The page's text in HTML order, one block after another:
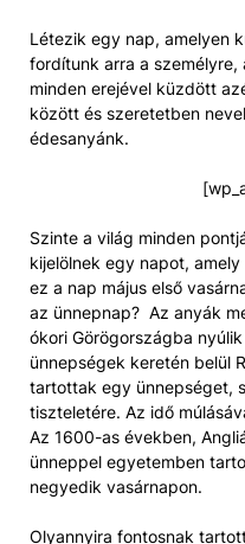
Létezik egy nap, amelyen
fordítunk arra a
minden erejével küzdött
között és szeretetben
édesanyánk.
Szinte a világ minden
kijelölnek egy napot,
ez a nap május első
az ünnepnap? Az anyák
ókori Görögországba
ünnepségek keretén belül
tartottak egy ünnepséget,
tiszteletére. Az idő
Az 1600-as években,
ünneppel egyetemben
negyedik vasárnapon.
Olyannyira fontosnak